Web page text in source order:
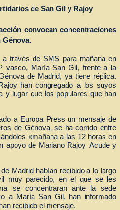
de San Gil y Rajoy
convocan concentraciones
Génova.
a través de SMS para mañana en
vasco, María San Gil, frente a la
de Madrid, ya tiene réplica.
han congregado a los suyos
y lugar que los populares que han
a Europa Press un mensaje de
de Génova, se ha corrido entre
«mañana a las 12 horas en
apoyo de Mariano Rajoy. Acude y
Madrid habían recibido a lo largo
muy parecido, en el que se les
se concentraran ante la sede
a María San Gil, han informado
recibido el mensaje.